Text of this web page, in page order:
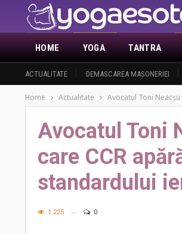
HOME
ACTUALITATE DEMASCAREA MASONERIEI
YOGA TANTRA
Home Actualitate Avocatul Toni
Avocatul Toni
care CCR
standardului
1.225 0